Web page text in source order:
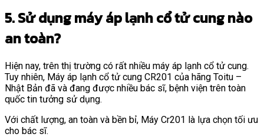
5. Sử dụng máy áp lạnh cổ tử cung nào
an toàn?
Hiện nay, trên thị trường có rất nhiều máy áp lạnh cổ tử cung.
Tuy nhiên, Máy áp lạnh cổ tử cung CR201 của hãng Toitu –
Nhật Bản đã và đang được nhiều bác sĩ, bệnh viện trên toàn
quốc tin tưởng sử dụng.
Với chất lượng, an toàn và bền bỉ, Máy Cr201 là lựa chọn tối ưu
cho bác sĩ.